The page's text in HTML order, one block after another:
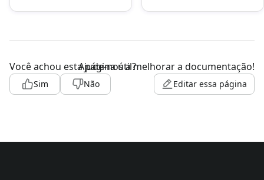
Você achou esta página útil?
Sim Não
Ajude-nos a melhorar a documentação!
Editar essa página